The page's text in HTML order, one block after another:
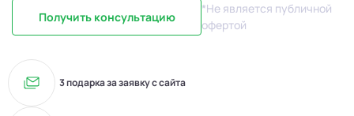
Получить консультацию
*Не является публичной
офертой
3 подарка за заявку с сайта